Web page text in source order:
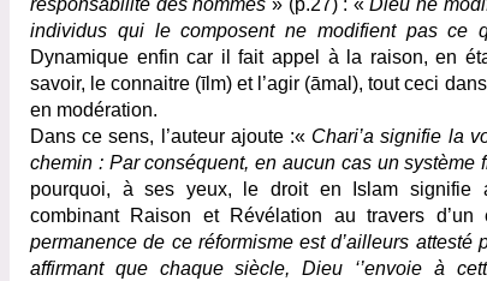
responsabilité des hommes » (p.27) : «Dieu ne
individus qui le composent ne modifient pas ce
Dynamique enfin car il fait appel à la raison, en
savoir, le connaitre (īlm) et l’agir (āmal), tout ceci
en modération.
Dans ce sens, l’auteur ajoute :« Chari’a signifie la
chemin : Par conséquent, en aucun cas un système
pourquoi, à ses yeux, le droit en Islam signifie
combinant Raison et Révélation au travers d’un
permanence de ce réformisme est d’ailleurs
affirmant que chaque siècle, Dieu ‘’envoie à